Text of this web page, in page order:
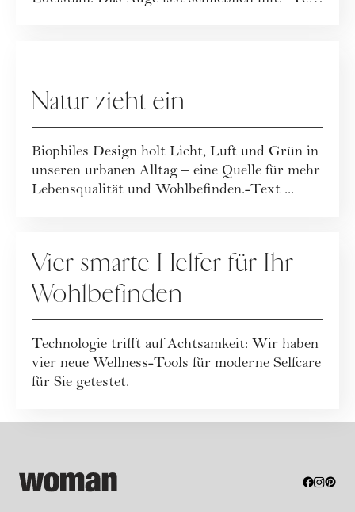
Natur zieht ein
Biophiles Design holt Licht, Luft und Grün in
unseren urbanen Alltag – eine Quelle für mehr
Lebensqualität und Wohlbefinden.-Text ...
Vier smarte Helfer für Ihr
Wohlbefinden
Technologie trifft auf Achtsamkeit: Wir haben
vier neue Wellness-Tools für moderne Selfcare
für Sie getestet.